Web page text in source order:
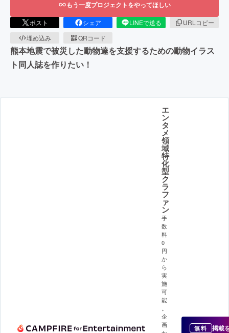
もう一度プロジェクトをやってほしい
ポスト シェア LINEで送る
URLコピー
埋め込み
QRコード
熊本地震で被災した動物達を支援するための動物イラス
ト同人誌を作りたい！
エ
ン
タ
メ
領
域
特
化
型
ク
ラ
フ
ァ
ン
手
数
料
0
円
か
ら
実
施
可
能
。
企
画
無料 掲載